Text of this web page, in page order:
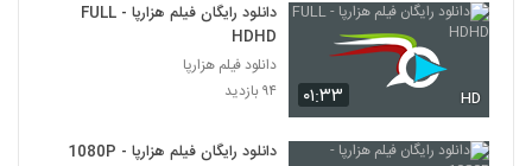
۰۱:۳۳ HD
دانلود رایگان فیلم هزارپا - FULL
HDHD
دانلود فیلم هزارپا
۹۴ بازدید
دانلود رایگان فیلم هزارپا - 1080P